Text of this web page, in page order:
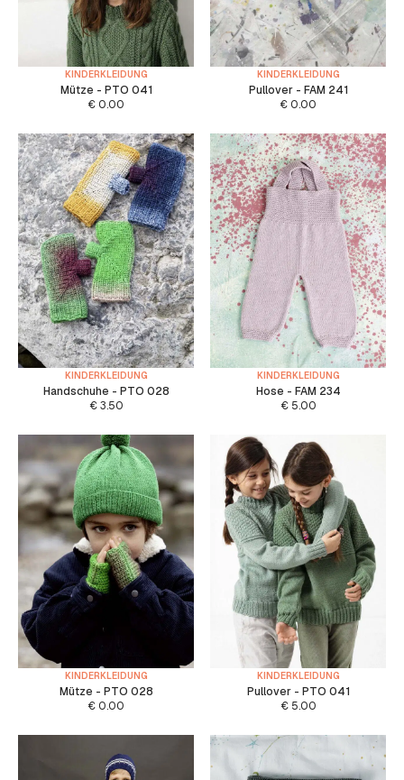
KINDERKLEIDUNG
Mütze - PTO 041
€ 0.00
KINDERKLEIDUNG
Pullover - FAM 241
€ 0.00
KINDERKLEIDUNG
Handschuhe - PTO 028
€3.50
KINDERKLEIDUNG
Hose - FAM 234
€5.00
KINDERKLEIDUNG
Mütze - PTO 028
€ 0.00
KINDERKLEIDUNG
Pullover - PTO 041
€5.00